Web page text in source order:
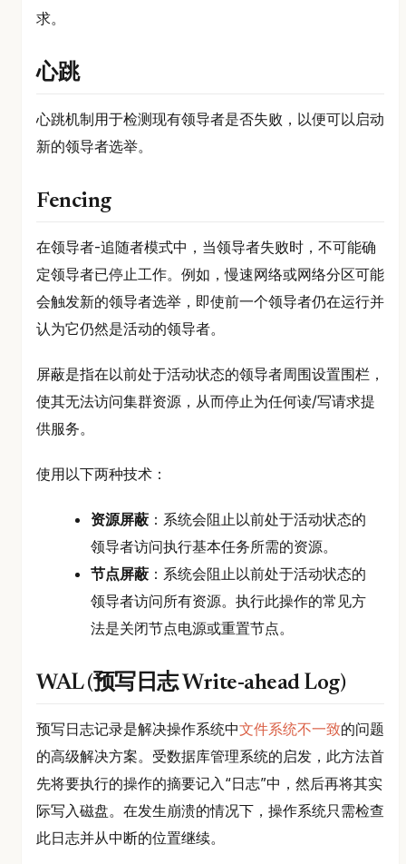
求。
心跳
心跳机制用于检测现有领导者是否失败，以便可以启动
新的领导者选举。
Fencing
在领导者-追随者模式中，当领导者失败时，不可能确
定领导者已停止工作。例如，慢速网络或网络分区可能
会触发新的领导者选举，即使前一个领导者仍在运行并
认为它仍然是活动的领导者。
屏蔽是指在以前处于活动状态的领导者周围设置围栏，
使其无法访问集群资源，从而停止为任何读/写请求提
供服务。
使用以下两种技术：
资源屏蔽 ：系统会阻止以前处于活动状态的
领导者访问执行基本任务所需的资源。
节点屏蔽 ：系统会阻止以前处于活动状态的
领导者访问所有资源。执行此操作的常见方
法是关闭节点电源或重置节点。
WAL (预写日志 Write-ahead Log)
预写日志记录是解决操作系统中文件系统不一致的问题
的高级解决方案。受数据库管理系统的启发，此方法首
先将要执行的操作的摘要记入“日志”中，然后再将其实
际写入磁盘。在发生崩溃的情况下，操作系统只需检查
此日志并从中断的位置继续。